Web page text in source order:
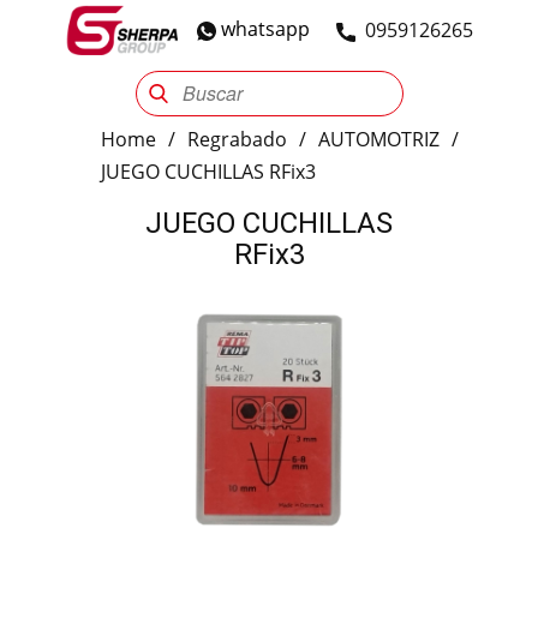
​0959126265
whatsapp
Sherpa Group Reencauche Automotriz
Home / Regrabado / AUTOMOTRIZ /
JUEGO CUCHILLAS RFix3
JUEGO CUCHILLAS
RFix3